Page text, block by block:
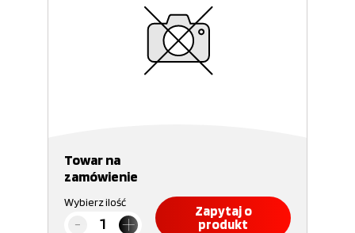
Towar na
zamówienie
Wybierz ilość
Zapytaj o
produkt